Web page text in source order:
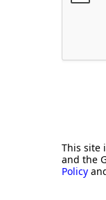
This site
and the
Policy